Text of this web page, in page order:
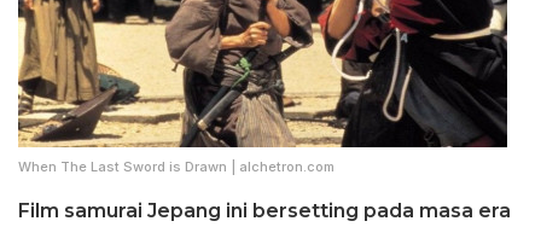
When The Last Sword is Drawn | alchetron.com
Film samurai Jepang ini bersetting pada masa era